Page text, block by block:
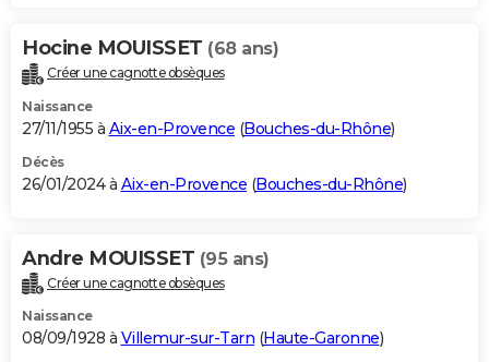
Hocine MOUISSET (68 ans)
Créer une cagnotte obsèques
Naissance
27/11/1955 à Aix-en-Provence (Bouches-du-Rhône)
Décès
26/01/2024 à Aix-en-Provence (Bouches-du-Rhône)
Andre MOUISSET (95 ans)
Créer une cagnotte obsèques
Naissance
08/09/1928 à Villemur-sur-Tarn (Haute-Garonne)